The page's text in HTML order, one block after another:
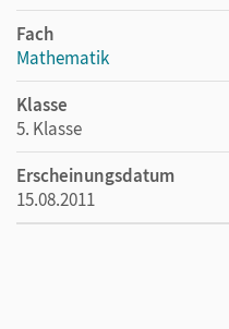
Fach
Mathematik
Klasse
5. Klasse
Erscheinungsdatum
15.08.2011